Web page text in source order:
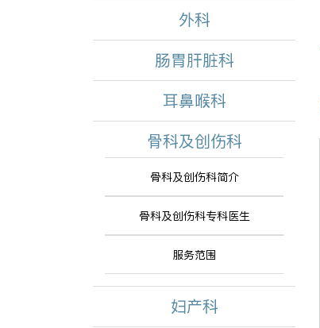
外科
肠胃肝脏科
耳鼻喉科
骨科及创伤科
骨科及创伤科简介
骨科及创伤科专科医生
服务范围
妇产科